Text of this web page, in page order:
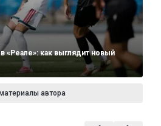
как выглядит новый
автора